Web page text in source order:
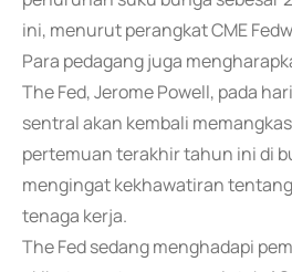
ini, menurut perangkat CME
Para pedagang juga
The Fed, Jerome Powell, pada
sentral akan kembali
pertemuan terakhir tahun ini di
mengingat kekhawatiran
tenaga kerja.
The Fed sedang menghadapi